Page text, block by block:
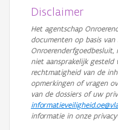
Disclaimer
Het agentschap
documenten op basis
niet aansprakelijk
rechtmatigheid van de
opmerkingen of vragen
van de dossiers of uw
informatie in onze